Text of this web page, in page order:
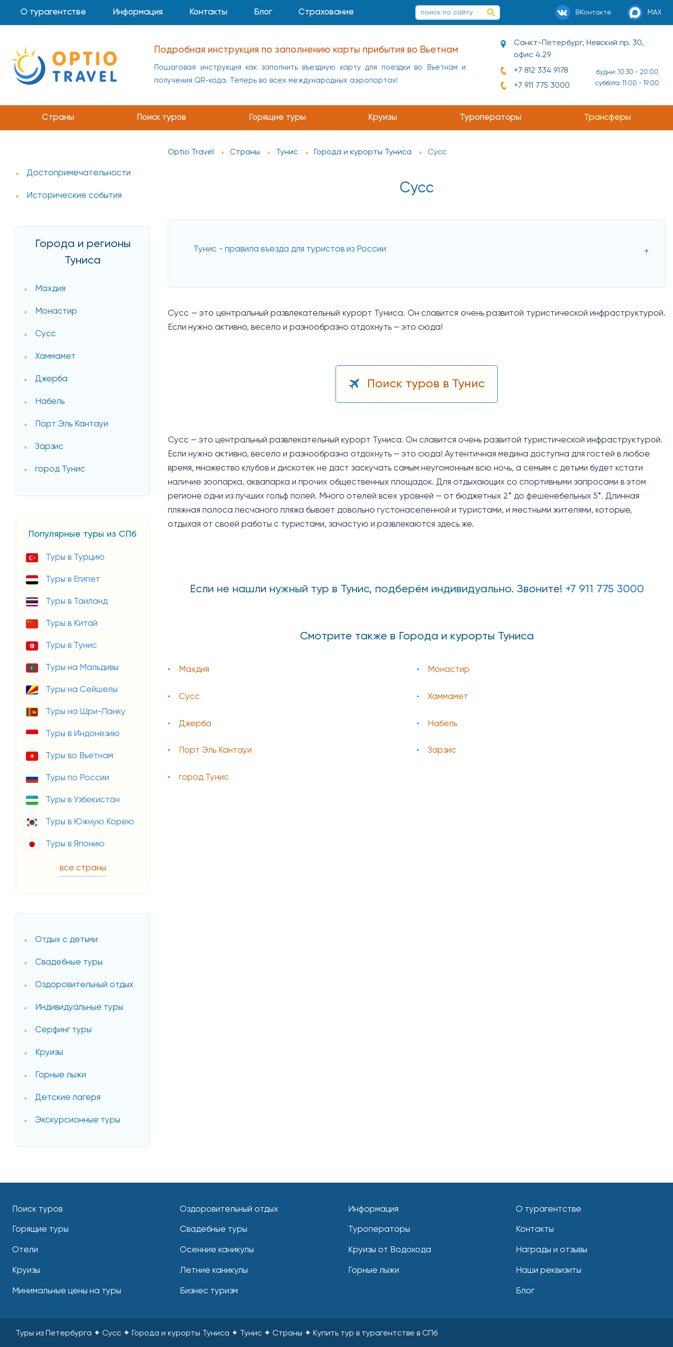
О турагентстве Информация Контакты Блог Страхование ВКонтакте MAX
Подробная инструкция по заполнению карты прибытия во Вьетнам
Пошаговая инструкция как заполнить въездную карту для поездки во Вьетнам и
получения QR-кода. Теперь во всех международных аэропортах!
Санкт-Петербург, Невский пр. 30,
офис 4.29
+7 812 334 9178
+7 911 775 3000
будни: 10:30 - 20:00
суббота: 11:00 - 19:00
Страны Поиск туров Горящие туры Круизы Туроператоры Трансферы
Достопримечательности
Исторические события
Города и регионы
Туниса
Махдия
Монастир
Сусс
Хаммамет
Джерба
Набель
Порт Эль Кантауи
Зарзис
город Тунис
Популярные туры из СПб
Туры в Турцию
Туры в Египет
Туры в Таиланд
Туры в Китай
Туры в Тунис
Туры на Мальдивы
Туры на Сейшелы
Туры на Шри-Ланку
Туры в Индонезию
Туры во Вьетнам
Туры по России
Туры в Узбекистан
Туры в Южную Корею
Туры в Японию
все страны
Отдых с детьми
Свадебные туры
Оздоровительный отдых
Индивидуальные туры
Серфинг туры
Круизы
Горные лыжи
Детские лагеря
Экскурсионные туры
Optio Travel Страны Тунис Города и курорты Туниса Сусс
Сусс
Тунис - правила въезда для туристов из России
Сусс — это центральный развлекательный курорт Туниса. Он славится очень развитой туристической инфраструктурой.
Если нужно активно, весело и разнообразно отдохнуть — это сюда!
Поиск туров в Тунис
Сусс — это центральный развлекательный курорт Туниса. Он славится очень развитой туристической инфраструктурой.
Если нужно активно, весело и разнообразно отдохнуть — это сюда! Аутентичная медина доступна для гостей в любое
время, множество клубов и дискотек не даст заскучать самым неугомонным всю ночь, а семьям с детьми будет кстати
наличие зоопарка, аквапарка и прочих общественных площадок. Для отдыхающих со спортивными запросами в этом
регионе одни из лучших гольф полей. Много отелей всех уровней — от бюджетных 2* до фешенебельных 5*. Длинная
пляжная полоса песчаного пляжа бывает довольно густонаселенной и туристами, и местными жителями, которые,
отдыхая от своей работы с туристами, зачастую и развлекаются здесь же.
Если не нашли нужный тур в Тунис, подберём индивидуально. Звоните! +7 911 775 3000
Смотрите также в Города и курорты Туниса
Махдия Монастир
Сусс Хаммамет
Джерба Набель
Порт Эль Кантауи Зарзис
город Тунис
Поиск туров
Горящие туры
Отели
Круизы
Минимальные цены на туры
Оздоровительный отдых
Свадебные туры
Осенние каникулы
Летние каникулы
Бизнес туризм
Информация
Туроператоры
Круизы от Водохода
Горные лыжи
О турагентстве
Контакты
Награды и отзывы
Наши реквизиты
Блог
Туры из Петербурга ✦ Сусс ✦ Города и курорты Туниса ✦ Тунис ✦ Страны ✦ Купить тур в турагентстве в СПб